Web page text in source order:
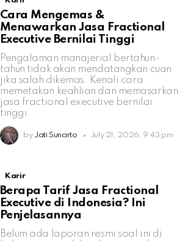
Cara Mengemas &
Menawarkan Jasa Fractional
Executive Bernilai Tinggi
Pengalaman manajerial bertahun-
tahun tidak akan mendatangkan cuan
jika salah dikemas. Kenali cara
memetakan keahlian dan memasarkan
jasa fractional executive bernilai
tinggi.
by Jati Sunarto July 21, 2026, 9:43 pm
Karir
Berapa Tarif Jasa Fractional
Executive di Indonesia? Ini
Penjelasannya
Belum ada laporan resmi soal ini di